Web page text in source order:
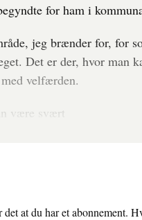
for ham i
jeg brænder for, for
Det er der, hvor man
velfærden.
være svært
at du har et abonnement.